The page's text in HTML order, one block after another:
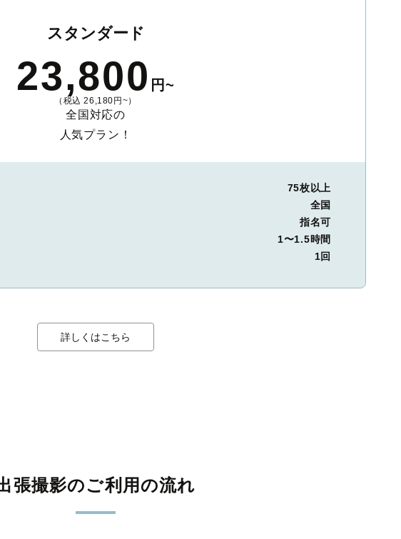
スタンダード
23,800 円~
（税込 26,180円~）
全国対応の
人気プラン！
75枚以上
全国
指名可
1〜1.5時間
1回
詳しくはこちら
張撮影のご利用の流れ